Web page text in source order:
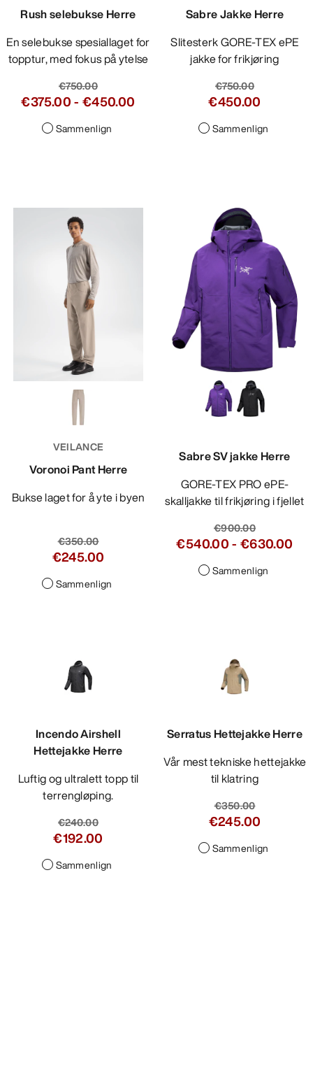
Rush selebukse Herre
En selebukse spesiallaget for
topptur, med fokus på ytelse
€750.00
€375.00-€450.00
Sammenlign
Sabre Jakke Herre
Slitesterk GORE-TEX ePE
jakke for frikjøring
€750.00
€450.00
Sammenlign
VEILANCE
Voronoi Pant Herre
Bukse laget for å yte i byen
€350.00
€245.00
Sammenlign
Sabre SV jakke Herre
GORE-TEX PRO ePE-
skalljakke til frikjøring i fjellet
€900.00
€540.00-€630.00
Sammenlign
Incendo Airshell
Hettejakke Herre
Luftig og ultralett topp til
terrengløping.
€240.00
€192.00
Sammenlign
Serratus Hettejakke Herre
Vår mest tekniske hettejakke
til klatring
€350.00
€245.00
Sammenlign